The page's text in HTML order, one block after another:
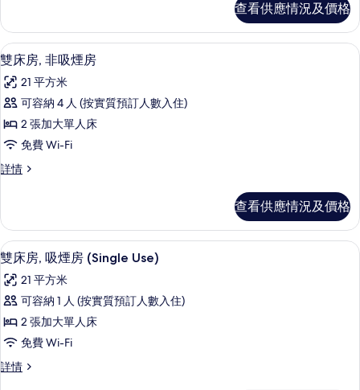
吸
煙
房
(Single
Use)
的
相
片
吸
煙
房
Use)
詳
查看供應情況及價格
載
入
所
有
雙
房,
吸
煙
房
的
相
片
4
雙床房, 非吸煙房
21 平方米
可容納 4 人 (按實質預訂人數入住)
2 張加大單人床
免費 Wi-Fi
詳情
雙
吸
煙
房
情
查看供應情況及價格
載
入
所
有
雙
房,
4
雙床房, 吸煙房 (Single Use)
21 平方米
可容納 1 人 (按實質預訂人數入住)
2 張加大單人床
免費 Wi-Fi
詳情
雙